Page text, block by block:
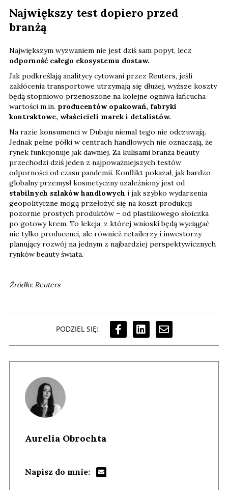
Największy test dopiero przed
branżą
Największym wyzwaniem nie jest dziś sam popyt, lecz
odporność całego ekosystemu dostaw.
Jak podkreślają analitycy cytowani przez Reuters, jeśli
zakłócenia transportowe utrzymają się dłużej, wyższe koszty
będą stopniowo przenoszone na kolejne ogniwa łańcucha
wartości m.in. producentów opakowań, fabryki
kontraktowe, właścicieli marek i detalistów.
Na razie konsumenci w Dubaju niemal tego nie odczuwają.
Jednak pełne półki w centrach handlowych nie oznaczają, że
rynek funkcjonuje jak dawniej. Za kulisami branża beauty
przechodzi dziś jeden z najpoważniejszych testów
odporności od czasu pandemii. Konflikt pokazał, jak bardzo
globalny przemysł kosmetyczny uzależniony jest od
stabilnych szlaków handlowych i jak szybko wydarzenia
geopolityczne mogą przełożyć się na koszt produkcji
pozornie prostych produktów – od plastikowego słoiczka
po gotowy krem. To lekcja, z której wnioski będą wyciągać
nie tylko producenci, ale również retailerzy i inwestorzy
planujący rozwój na jednym z najbardziej perspektywicznych
rynków beauty świata.
Źródło: Reuters
PODZIEL SIĘ:
Aurelia Obrochta
Napisz do mnie: